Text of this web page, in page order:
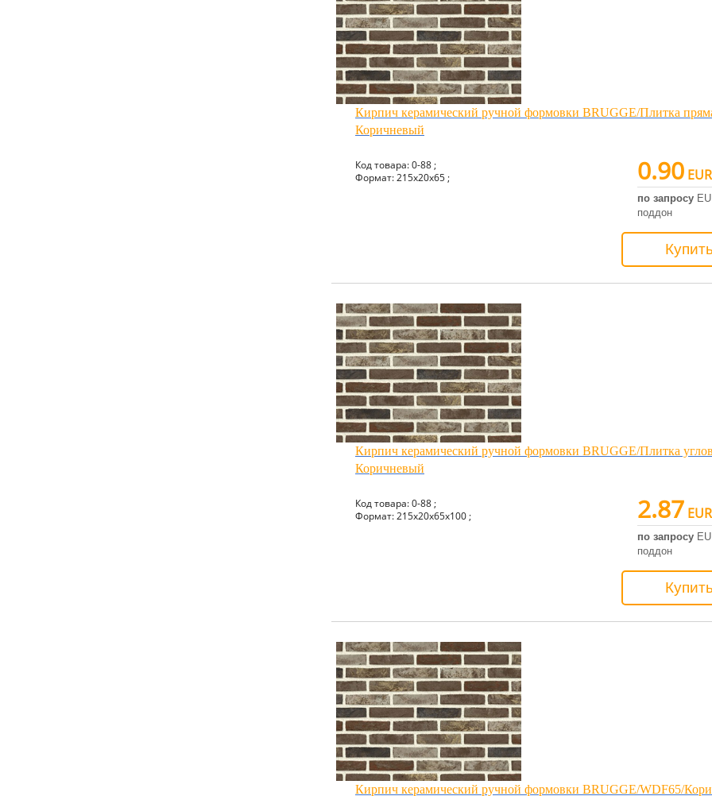
Кирпич керамический ручной формовки BRUGGE/Плитка
Коричневый
Код товара: 0-88 ;
Формат: 215x20x65 ;
0.90 EUR
по запросу
поддон
Кирпич керамический ручной формовки BRUGGE/Плитка
Коричневый
Код товара: 0-88 ;
Формат: 215x20x65x100 ;
2.87 EUR
по запросу
поддон
Кирпич керамический ручной формовки BRUGGE/WDF65/